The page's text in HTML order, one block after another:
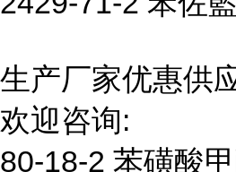
生产厂家优惠供
欢迎咨询:
80-18-2 苯磺酸